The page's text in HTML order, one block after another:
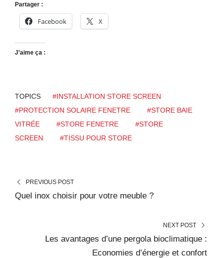
Partager :
Facebook X
J’aime ça :
TOPICS
#INSTALLATION STORE SCREEN
#PROTECTION SOLAIRE FENETRE
#STORE BAIE
VITRÉE
#STORE FENETRE
#STORE
SCREEN
#TISSU POUR STORE
PREVIOUS POST
Quel inox choisir pour votre meuble ?
NEXT POST
Les avantages d’une pergola bioclimatique :
Economies d’énergie et confort